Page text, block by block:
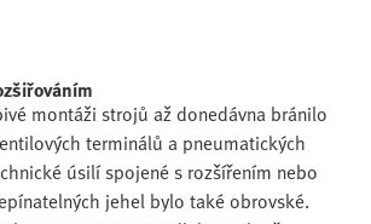
montáži strojů až donedávna bránilo
terminálů a pneumatických
úsilí spojené s rozšířením nebo
jehel bylo také obrovské.